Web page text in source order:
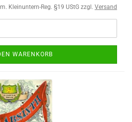
Kleinuntern-Reg. §19 UStG zzgl. Versand
WARENKORB